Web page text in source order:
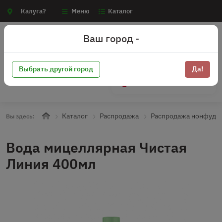
Калуга? Меню Каталог
Вы здесь: Каталог Распродажа Распродажа нонфуд
Вода мицеллярная Чистая
Линия 400мл
Ваш город -
Выбрать другой город Да!